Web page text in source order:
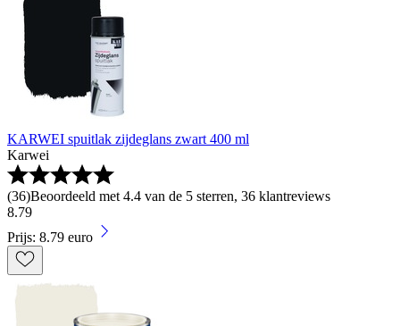
KARWEI spuitlak zijdeglans zwart 400 ml
Karwei
(36)Beoordeeld met 4.4 van de 5 sterren, 36 klantreviews
8.79
Prijs: 8.79 euro